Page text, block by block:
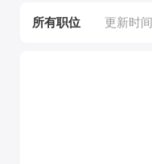
所有职位 更新时间